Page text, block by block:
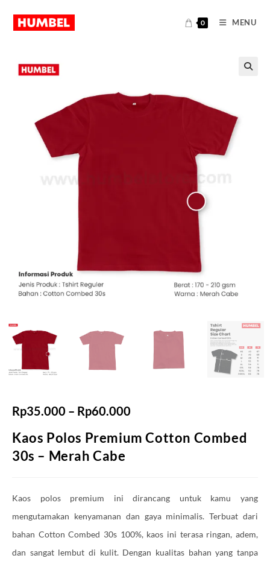
0 MENU
Rp35.000 – Rp60.000
Kaos Polos Premium Cotton Combed
30s – Merah Cabe
Kaos polos premium ini dirancang untuk kamu yang
mengutamakan kenyamanan dan gaya minimalis. Terbuat dari
bahan Cotton Combed 30s 100%, kaos ini terasa ringan, adem,
dan sangat lembut di kulit. Dengan kualitas bahan yang tanpa